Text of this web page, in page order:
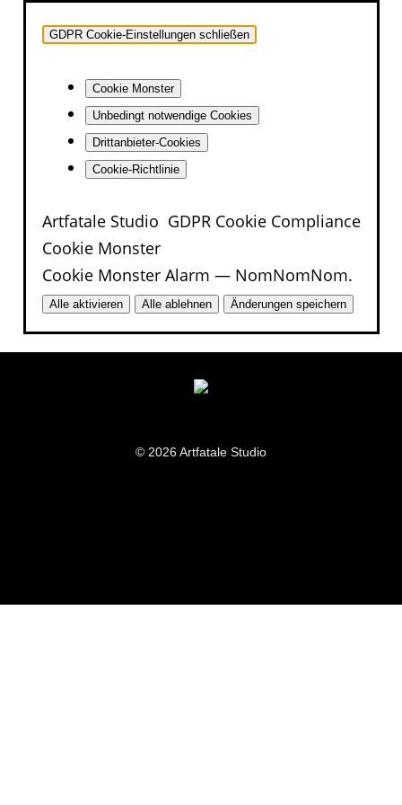
No posts found for
category or search
term.
© 2026 Artfatale Studio
GDPR Cookie-Einstellungen schließen
Cookie Monster
Unbedingt notwendige Cookies
Drittanbieter-Cookies
Cookie-Richtlinie
Artfatale Studio GDPR Cookie Compliance
Cookie Monster
Cookie Monster Alarm — NomNomNom.
Alle aktivieren Alle ablehnen Änderungen speichern